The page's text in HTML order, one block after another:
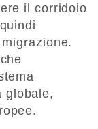
il corridoio
globale,